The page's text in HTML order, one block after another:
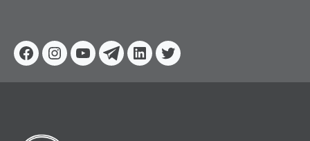
Facebook
Instagram
YoutubeTelegram
Linkedin
Twitter